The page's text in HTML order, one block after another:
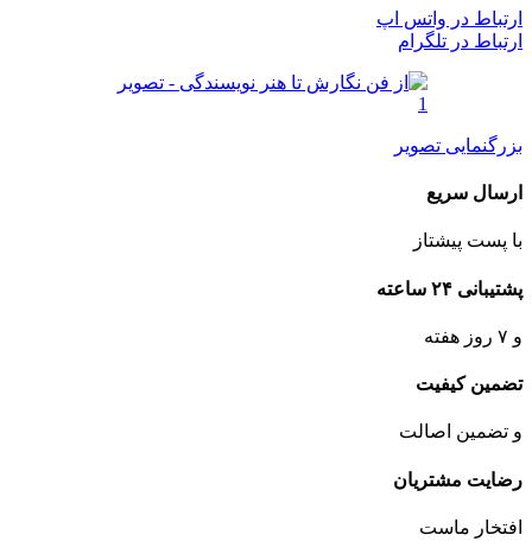
ارتباط در واتس اپ
ارتباط در تلگرام
بزرگنمایی تصویر
ارسال سریع
با پست پیشتاز
پشتیبانی ۲۴ ساعته
و ۷ روز هفته
تضمین کیفیت
و تضمین اصالت
رضایت مشتریان
افتخار ماست